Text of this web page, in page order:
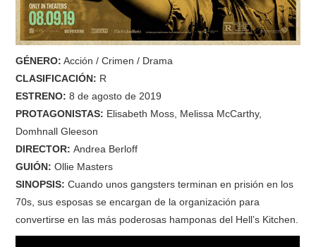
GÉNERO: Acción / Crimen / Drama
CLASIFICACIÓN: R
ESTRENO:8 de agosto de 2019
PROTAGONISTAS: Elisabeth Moss, Melissa McCarthy,
Domhnall Gleeson
DIRECTOR: Andrea Berloff
GUIÓN: Ollie Masters
SINOPSIS: Cuando unos gangsters terminan en prisión en los
70s, sus esposas se encargan de la organización para
convertirse en las más poderosas hamponas del Hell’s Kitchen.